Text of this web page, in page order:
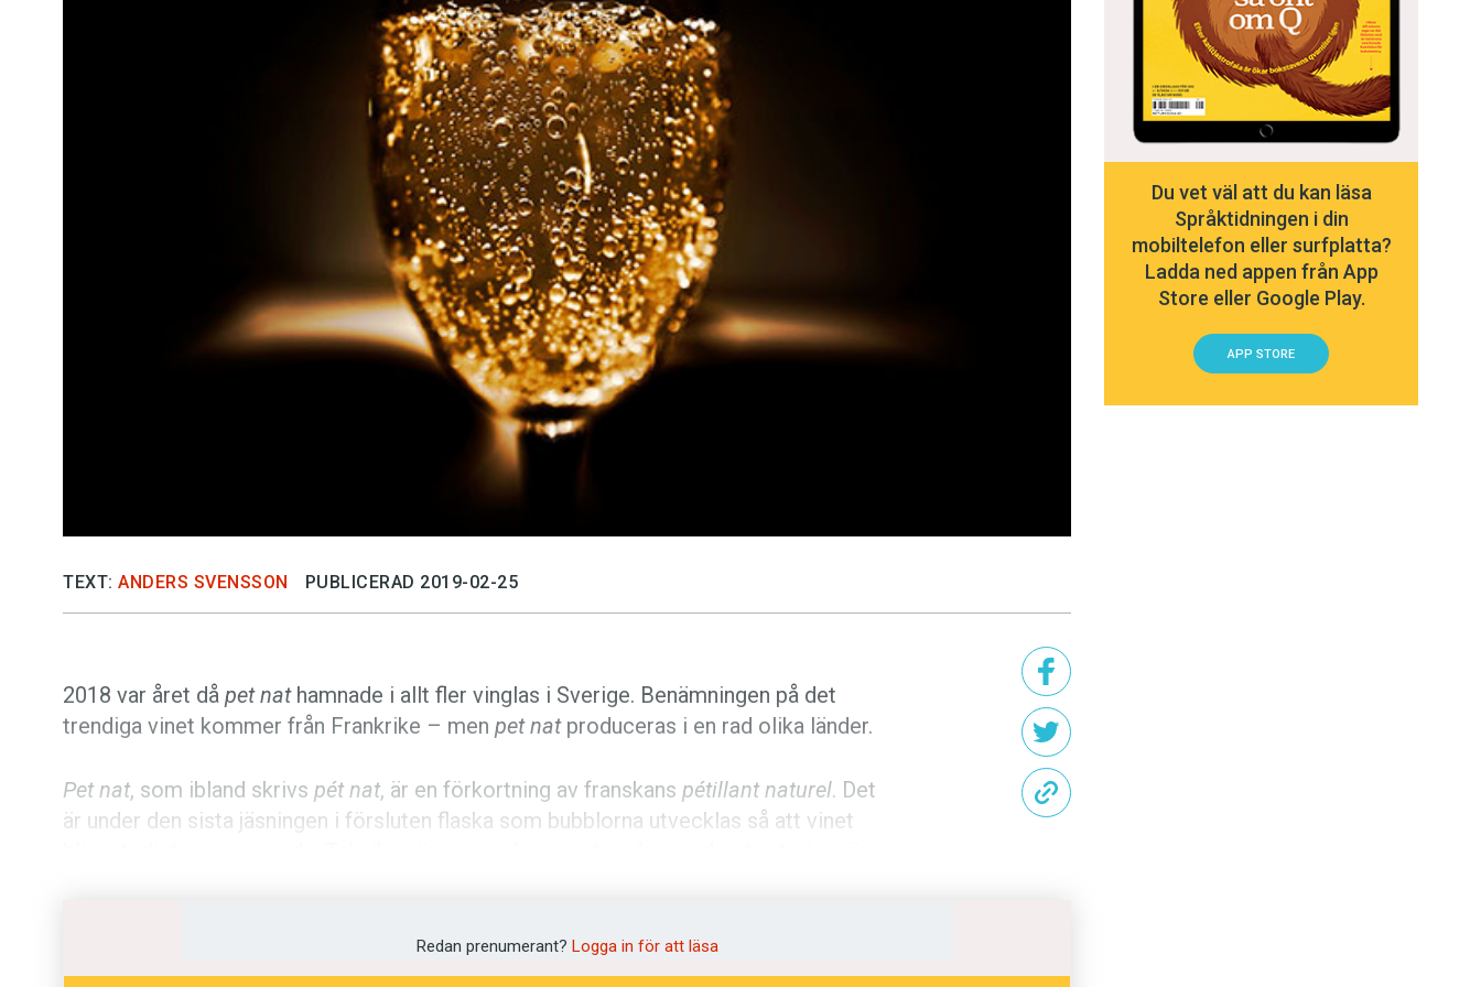
Kviss
Podden
Anmäl till språkpolisen
Föreslå nyord
Annonsera
Prenumerera
Läs Språktidningen digitalt
TEXT: ANDERS SVENSSON PUBLICERAD 2019-02-25
2018 var året då pet nathamnade i allt fler vinglas i Sverige. Benämningen på det
trendiga vinet kommer från Frankrike – men pet natproduceras i en rad olika länder.
Pet nat, som ibland skrivs pét nat, är en förkortning av franskans pétillant naturel. Det
är under den sista jäsningen i försluten flaska som bubblorna utvecklas så att vinet
något av ett trendvin.Dagens Industrirapporterade då
om ”pet nat-bristen” som följde på försäljningsökningen. Många tyckte att pet nat
Redan prenumerant? Logga in för att läsa
Du vet väl att du kan läsa
Språktidningen i din
mobiltelefon eller surfplatta?
Ladda ned appen från App
Store eller Google Play.
APP STORE